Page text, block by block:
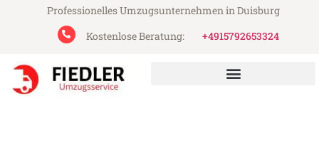
Professionelles Umzugsunternehmen in Duisburg
Kostenlose Beratung:
+4915792653324